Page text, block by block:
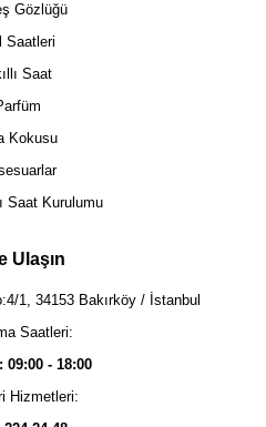
Gözlüğü
Saatleri
Saat
Kokusu
Saat Kurulumu
Ulaşın
1, 34153 Bakırköy / İstanbul
Saatleri:
09:00 - 18:00
Hizmetleri: